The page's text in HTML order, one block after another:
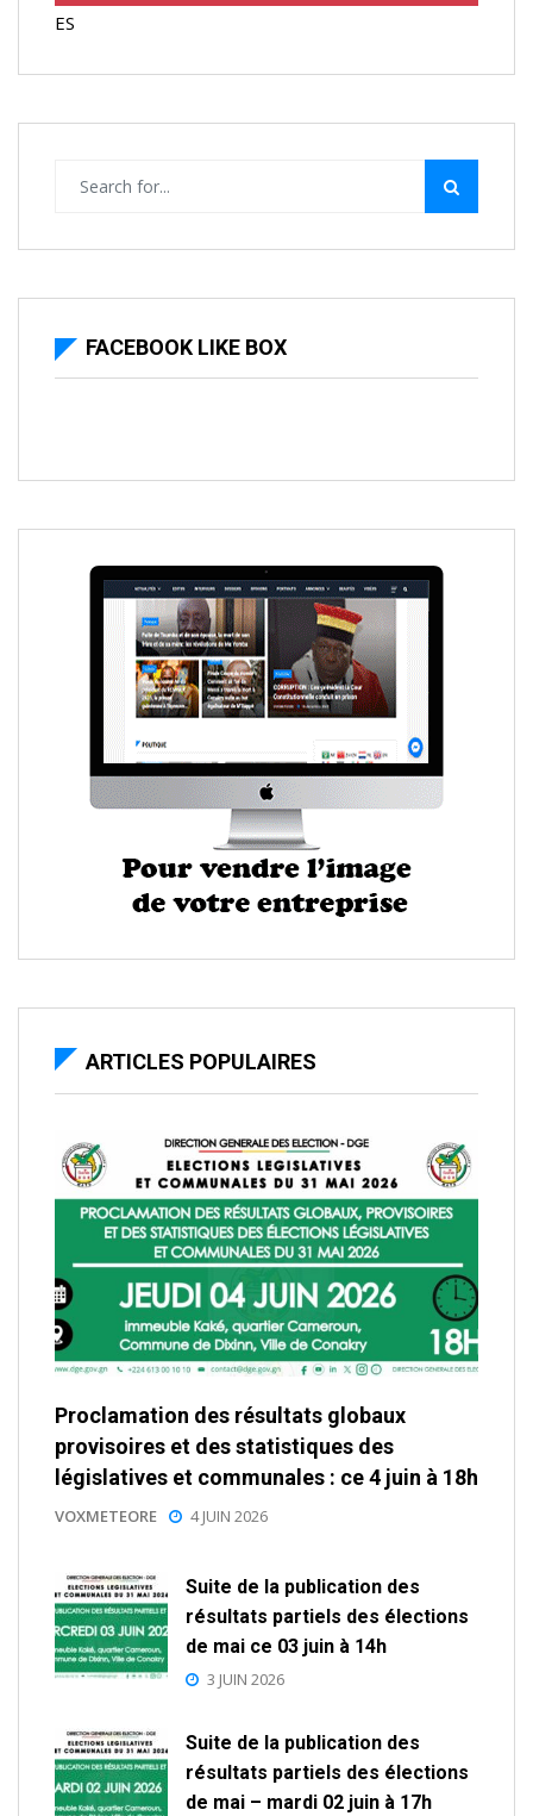
ES
FACEBOOK LIKE BOX
ARTICLES POPULAIRES
Proclamation des résultats globaux
provisoires et des statistiques des
législatives et communales : ce 4 juin à 18h
VOXMETEORE 4 JUIN 2026
Suite de la publication des
résultats partiels des élections
de mai ce 03 juin à 14h
3 JUIN 2026
Suite de la publication des
résultats partiels des élections
de mai – mardi 02 juin à 17h